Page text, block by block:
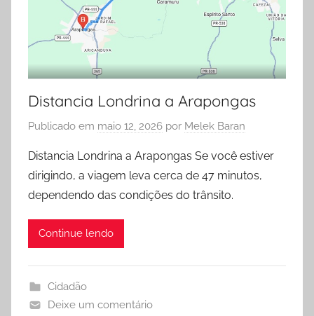
Distancia Londrina a Arapongas
Publicado em maio 12, 2026 por Melek Baran
Distancia Londrina a Arapongas Se você estiver
dirigindo, a viagem leva cerca de 47 minutos,
dependendo das condições do trânsito.
Continue lendo
Cidadão
Deixe um comentário